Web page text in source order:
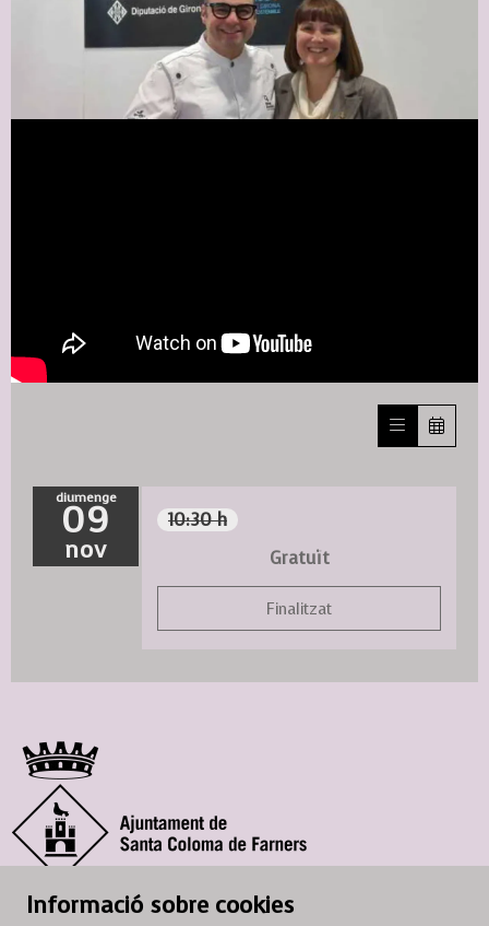
diumenge
09
nov
10:30 h
Gratuït
Finalitzat
© Ajuntament de Santa Coloma de Farners
Informació sobre cookies